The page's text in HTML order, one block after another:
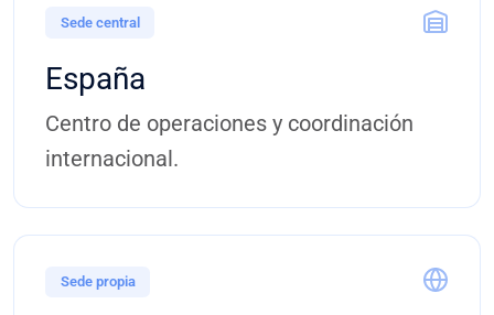
Sede central
España
Centro de operaciones y coordinación
internacional.
Sede propia